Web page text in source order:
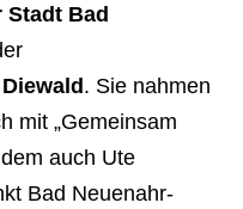
Bad
. Sie nahmen
mit „Gemeinsam
auch Ute
Bad Neuenahr-